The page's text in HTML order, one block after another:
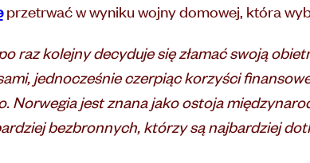
przetrwać w wyniku wojny domowej, która
raz kolejny decyduje się złamać swoją
jednocześnie czerpiąc korzyści
Norwegia jest znana jako ostoja
bezbronnych, którzy są najbardziej